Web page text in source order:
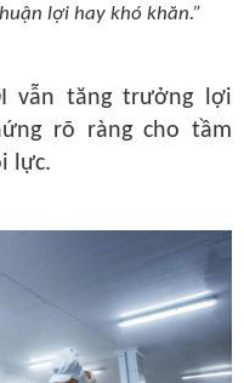
lợi hay khó khăn.”
vẫn tăng trưởng lợi
rõ ràng cho tầm
lực.